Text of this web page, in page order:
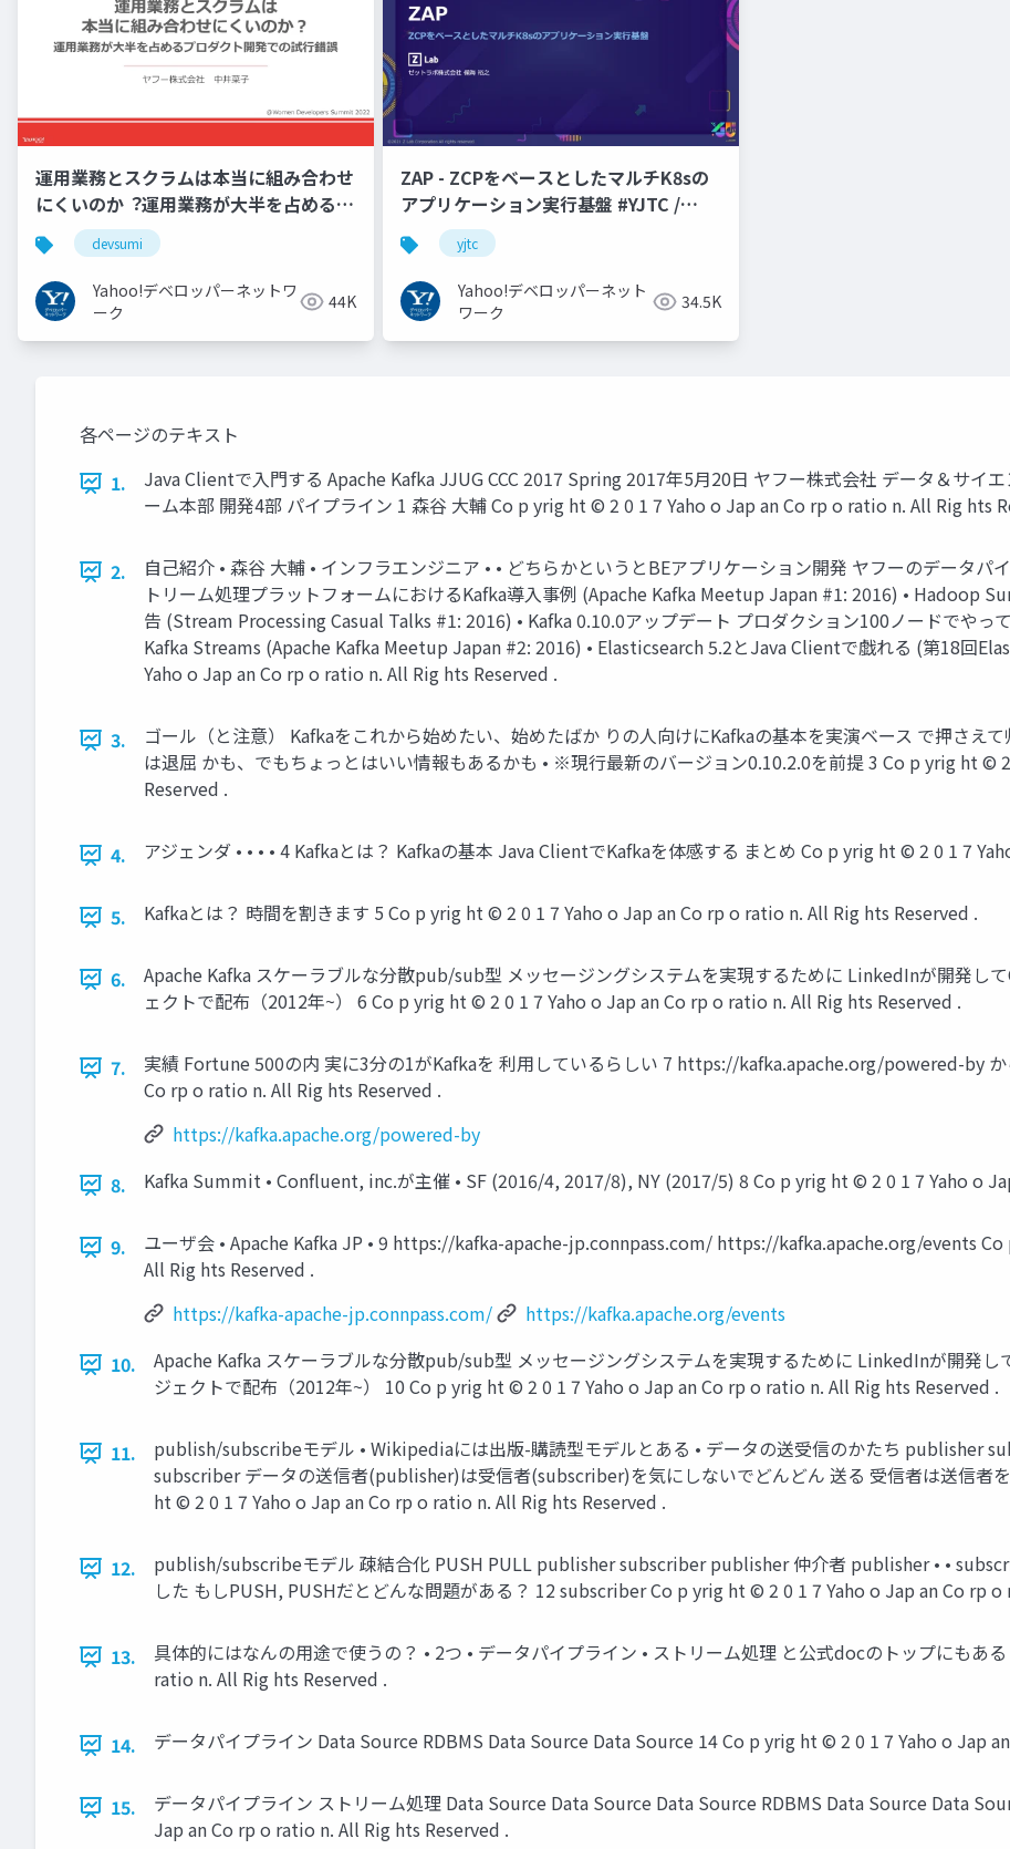
運用業務とスクラムは本当に組み合わせ
にくいのか︖運用業務が大半を占めるプ
ロダクト開発での試行錯誤
devsumi
Yahoo!デベロッパーネットワ
ーク
44K
ZAP - ZCPをベースとしたマルチK8sの
アプリケーション実行基盤 #YJTC /
YJTC21 B-3
yjtc
Yahoo!デベロッパーネット
ワーク
34.5K
各ページのテキスト
1.
Java Clientで入門する Apache Kafka JJUG CCC 2017 Spring 2017年5月20日 ヤフー株式会社 データ＆サイ
ーム本部 開発4部 パイプライン 1 森谷 大輔 Co p yrig ht © 2 0 1 7 Yaho o Jap an Co rp o ratio n. All Rig hts
2.
自己紹介 • 森谷 大輔 • インフラエンジニア • • どちらかというとBEアプリケーション開発 ヤフーのデータパ
トリーム処理プラットフォームにおけるKafka導入事例 (Apache Kafka Meetup Japan #1: 2016) • Hadoop
告 (Stream Processing Casual Talks #1: 2016) • Kafka 0.10.0アップデート プロダクション100ノードでや
Kafka Streams (Apache Kafka Meetup Japan #2: 2016) • Elasticsearch 5.2とJava Clientで戯れる (第18回
Yaho o Jap an Co rp o ratio n. All Rig hts Reserved .
3.
ゴール（と注意） Kafkaをこれから始めたい、始めたばか りの人向けにKafkaの基本を実演ベース で押さえ
は退屈 かも、でもちょっとはいい情報もあるかも • ※現行最新のバージョン0.10.2.0を前提 3 Co p yrig ht ©
Reserved .
4. アジェンダ • • • • 4 Kafkaとは？ Kafkaの基本 Java ClientでKafkaを体感する まとめ Co p yrig ht © 2 0 1 7
5. Kafkaとは？ 時間を割きます 5 Co p yrig ht © 2 0 1 7 Yaho o Jap an Co rp o ratio n. All Rig hts Reserved .
6.
Apache Kafka スケーラブルな分散pub/sub型 メッセージングシステムを実現するために LinkedInが開発し
ェクトで配布（2012年~） 6 Co p yrig ht © 2 0 1 7 Yaho o Jap an Co rp o ratio n. All Rig hts Reserved .
7.
実績 Fortune 500の内 実に3分の1がKafkaを 利用しているらしい 7 https://kafka.apache.org/powered-by
Co rp o ratio n. All Rig hts Reserved .
https://kafka.apache.org/powered-by
8.
Kafka Summit • Confluent, inc.が主催 • SF (2016/4, 2017/8), NY (2017/5) 8 Co p yrig ht © 2 0 1 7 Yaho o
9.
ユーザ会 • Apache Kafka JP • 9 https://kafka-apache-jp.connpass.com/ https://kafka.apache.org/events
All Rig hts Reserved .
https://kafka-apache-jp.connpass.com/
https://kafka.apache.org/events
10.
Apache Kafka スケーラブルな分散pub/sub型 メッセージングシステムを実現するために LinkedInが開発し
ジェクトで配布（2012年~） 10 Co p yrig ht © 2 0 1 7 Yaho o Jap an Co rp o ratio n. All Rig hts Reserved .
11.
publish/subscribeモデル • Wikipediaには出版-購読型モデルとある • データの送受信のかたち publisher
subscriber データの送信者(publisher)は受信者(subscriber)を気にしないでどんどん 送る 受信者は送信者
ht © 2 0 1 7 Yaho o Jap an Co rp o ratio n. All Rig hts Reserved .
12.
publish/subscribeモデル 疎結合化 PUSH PULL publisher subscriber publisher 仲介者 publisher • •
した もしPUSH, PUSHだとどんな問題がある？ 12 subscriber Co p yrig ht © 2 0 1 7 Yaho o Jap an Co rp
13.
具体的にはなんの用途で使うの？ • 2つ • データパイプライン • ストリーム処理 と公式docのトップにもあ
ratio n. All Rig hts Reserved .
14. データパイプライン Data Source RDBMS Data Source Data Source 14 Co p yrig ht © 2 0 1 7 Yaho o Jap
15.
データパイプライン ストリーム処理 Data Source Data Source Data Source RDBMS Data Source Data
Jap an Co rp o ratio n. All Rig hts Reserved .